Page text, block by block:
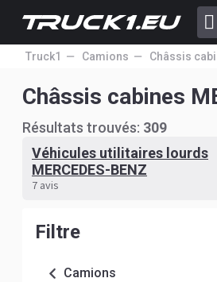
Truck1 Camions Châssis
Châssis cabines
Résultats trouvés: 309
Véhicules utilitaires lourds
MERCEDES-BENZ
7 avis
Filtre
Camions